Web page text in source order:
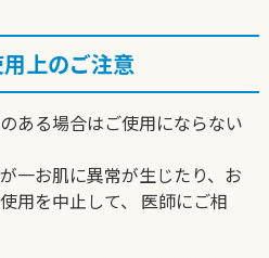
上のご注意
ある場合はご使用にならない
一お肌に異常が生じたり、お
用を中止して、
医師にご相